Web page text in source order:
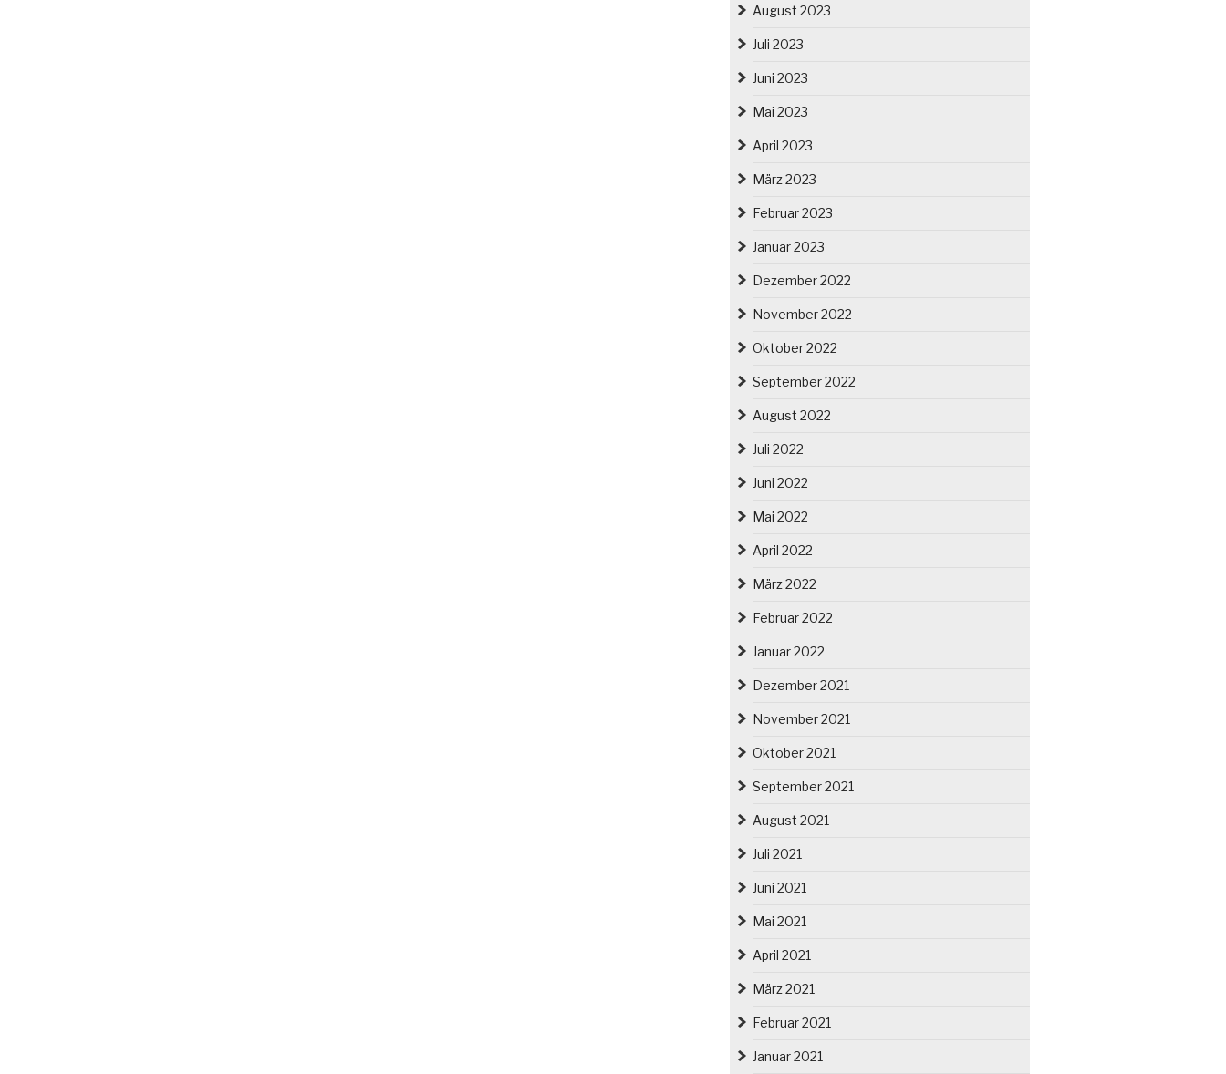
August 2023
Juli 2023
Juni 2023
Mai 2023
April 2023
März 2023
Februar 2023
Januar 2023
Dezember 2022
November 2022
Oktober 2022
September 2022
August 2022
Juli 2022
Juni 2022
Mai 2022
April 2022
März 2022
Februar 2022
Januar 2022
Dezember 2021
November 2021
Oktober 2021
September 2021
August 2021
Juli 2021
Juni 2021
Mai 2021
April 2021
März 2021
Februar 2021
Januar 2021